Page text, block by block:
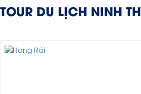
TOUR DU LỊCH NINH